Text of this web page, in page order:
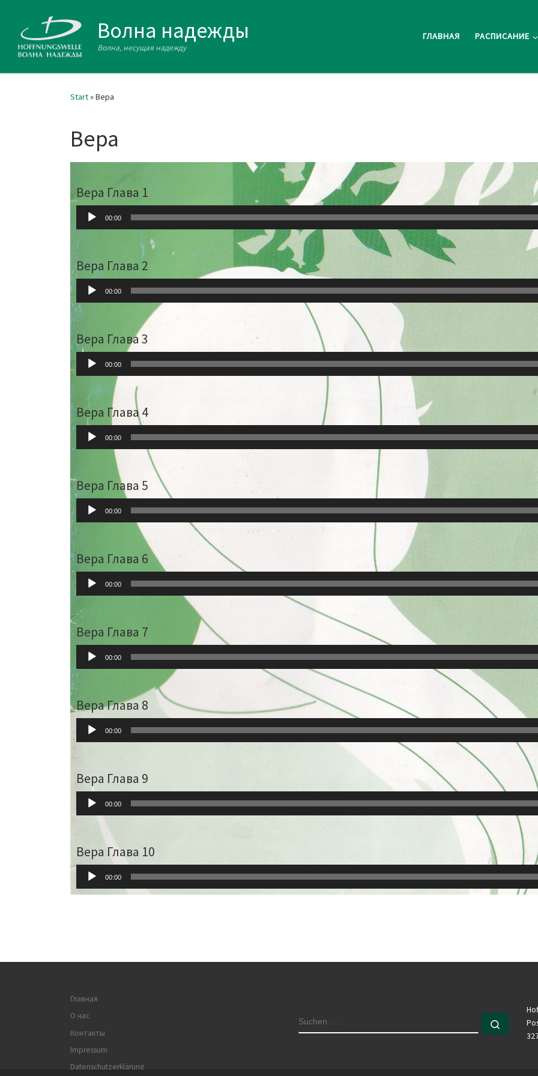
Zum Inhalt springen Волна надежды
Волна, несущая надежду
ГЛАВНАЯ РАСПИСАНИЕ
Start»Вера
Вера
Вера Глава 1
Audio-
Player
00:00
Вера Глава 2
Audio-
Player
00:00
Вера Глава 3
Audio-
Player
00:00
Вера Глава 4
Audio-
Player
00:00
Вера Глава 5
Audio-
Player
00:00
Вера Глава 6
Audio-
Player
00:00
Вера Глава 7
Audio-
Player
00:00
Вера Глава 8
Audio-
Player
00:00
Вера Глава 9
Audio-
Player
00:00
Вера Глава 10
Audio-
Player
00:00
Главная
О нас
Контакты
Impressum
Datenschutzerklärung